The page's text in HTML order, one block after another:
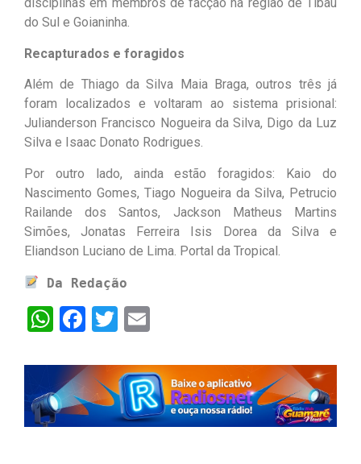
disciplinas em membros de facção na região de Tibau
do Sul e Goianinha.
Recapturados e foragidos
Além de Thiago da Silva Maia Braga, outros três já
foram localizados e voltaram ao sistema prisional:
Julianderson Francisco Nogueira da Silva, Digo da Luz
Silva e Isaac Donato Rodrigues.
Por outro lado, ainda estão foragidos: Kaio do
Nascimento Gomes, Tiago Nogueira da Silva, Petrucio
Railande dos Santos, Jackson Matheus Martins
Simões, Jonatas Ferreira Isis Dorea da Silva e
Eliandson Luciano de Lima. Portal da Tropical.
Da Redação
WhatsApp
Facebook
Twitter